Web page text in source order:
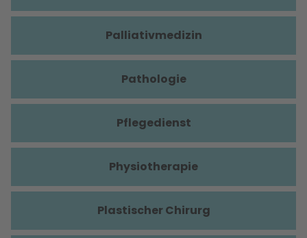
Palliativmedizin
Pathologie
Pflegedienst
Physiotherapie
Plastischer Chirurg